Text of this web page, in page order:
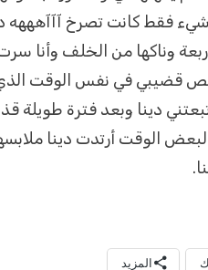
فقط كانت تصرخ آآآهههه
وناكها من الخلف
قضيبي في نفس الوقت
دينا وبعد فترة طويلة
لبعض الوقت أرتدت دينا
المزيد